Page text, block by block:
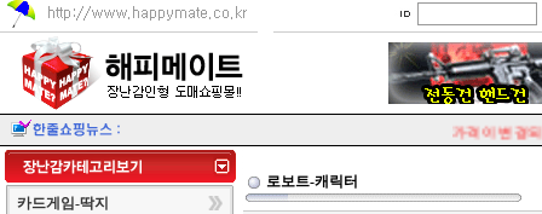
가격이 변경되
카드게임-딱지
로보트-캐릭터